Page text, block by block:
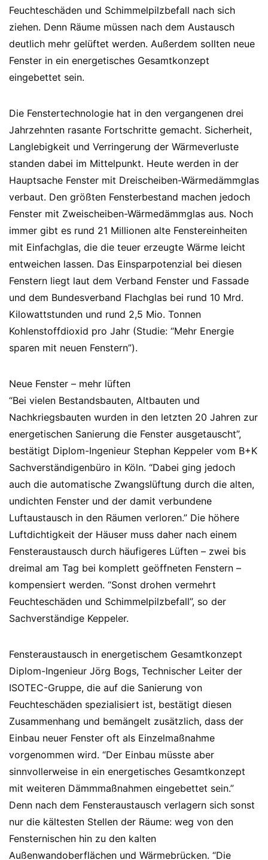
Feuchteschäden und Schimmelpilzbefall nach sich
ziehen. Denn Räume müssen nach dem Austausch
deutlich mehr gelüftet werden. Außerdem sollten neue
Fenster in ein energetisches Gesamtkonzept
eingebettet sein.
Die Fenstertechnologie hat in den vergangenen drei
Jahrzehnten rasante Fortschritte gemacht. Sicherheit,
Langlebigkeit und Verringerung der Wärmeverluste
standen dabei im Mittelpunkt. Heute werden in der
Hauptsache Fenster mit Dreischeiben-Wärmedämmglas
verbaut. Den größten Fensterbestand machen jedoch
Fenster mit Zweischeiben-Wärmedämmglas aus. Noch
immer gibt es rund 21 Millionen alte Fenstereinheiten
mit Einfachglas, die die teuer erzeugte Wärme leicht
entweichen lassen. Das Einsparpotenzial bei diesen
Fenstern liegt laut dem Verband Fenster und Fassade
und dem Bundesverband Flachglas bei rund 10 Mrd.
Kilowattstunden und rund 2,5 Mio. Tonnen
Kohlenstoffdioxid pro Jahr (Studie: “Mehr Energie
sparen mit neuen Fenstern”).
Neue Fenster – mehr lüften
“Bei vielen Bestandsbauten, Altbauten und
Nachkriegsbauten wurden in den letzten 20 Jahren zur
energetischen Sanierung die Fenster ausgetauscht”,
bestätigt Diplom-Ingenieur Stephan Keppeler vom B+K
Sachverständigenbüro in Köln. “Dabei ging jedoch
auch die automatische Zwangslüftung durch die alten,
undichten Fenster und der damit verbundene
Luftaustausch in den Räumen verloren.” Die höhere
Luftdichtigkeit der Häuser muss daher nach einem
Fensteraustausch durch häufigeres Lüften – zwei bis
dreimal am Tag bei komplett geöffneten Fenstern –
kompensiert werden. “Sonst drohen vermehrt
Feuchteschäden und Schimmelpilzbefall”, so der
Sachverständige Keppeler.
Fensteraustausch in energetischem Gesamtkonzept
Diplom-Ingenieur Jörg Bogs, Technischer Leiter der
ISOTEC-Gruppe, die auf die Sanierung von
Feuchteschäden spezialisiert ist, bestätigt diesen
Zusammenhang und bemängelt zusätzlich, dass der
Einbau neuer Fenster oft als Einzelmaßnahme
vorgenommen wird. “Der Einbau müsste aber
sinnvollerweise in ein energetisches Gesamtkonzept
mit weiteren Dämmmaßnahmen eingebettet sein.”
Denn nach dem Fensteraustausch verlagern sich sonst
nur die kältesten Stellen der Räume: weg von den
Fensternischen hin zu den kalten
Außenwandoberflächen und Wärmebrücken. “Die